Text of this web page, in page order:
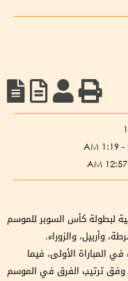
لبطولة كأس السوبر للموسم
المباراة الأولى، فيما
وفق ترتيب الفرق في الموسم